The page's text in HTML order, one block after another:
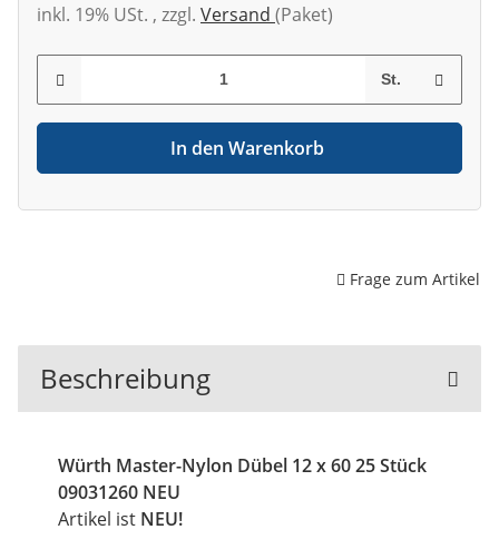
inkl. 19% USt. , zzgl. Versand (Paket)
St.
In den Warenkorb
Frage zum Artikel
Beschreibung
Würth Master-Nylon Dübel 12 x 60 25 Stück
09031260 NEU
Artikel ist NEU!